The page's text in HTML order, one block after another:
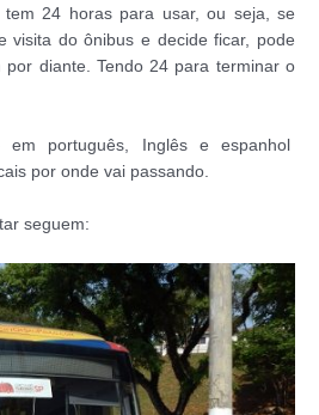
tem 24 horas para usar, ou seja, se
visita do ônibus e decide ficar, pode
diante. Tendo 24 para terminar o
português, Inglês e espanhol
por onde vai passando.
seguem: